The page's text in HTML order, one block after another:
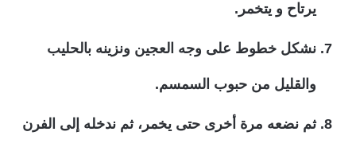
يرتاح و يتخمر.
نشكل خطوط على وجه العجين ونزينه بالحليب
والقليل من حبوب السمسم.
ثم نضعه مرة أخرى حتى يخمر، ثم ندخله إلى الفرن